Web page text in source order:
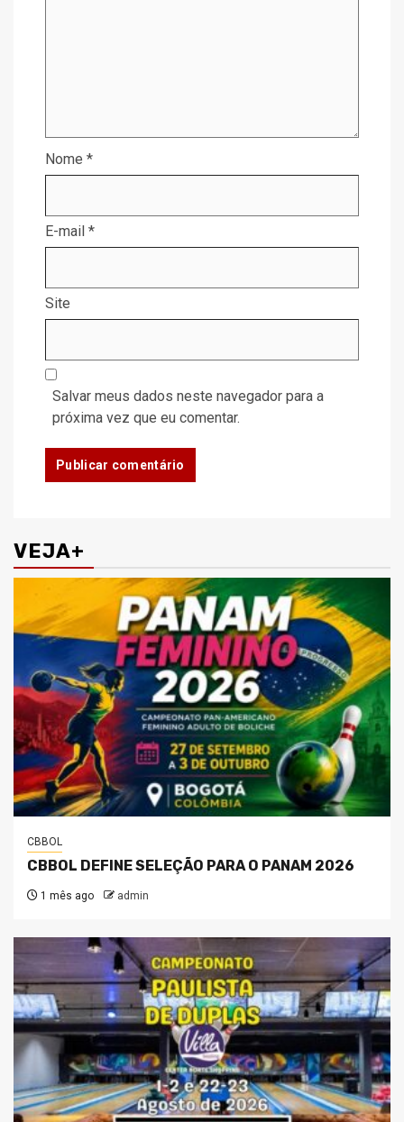
Nome *
E-mail *
Site
Salvar meus dados neste navegador para a
próxima vez que eu comentar.
VEJA+
CBBOL
CBBOL DEFINE SELEÇÃO PARA O PANAM 2026
1 mês ago admin